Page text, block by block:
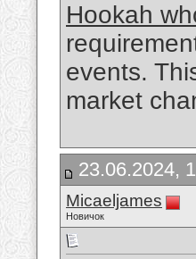
Hookah
events.
market
23.06.2024,
Micaeljames
Новичок